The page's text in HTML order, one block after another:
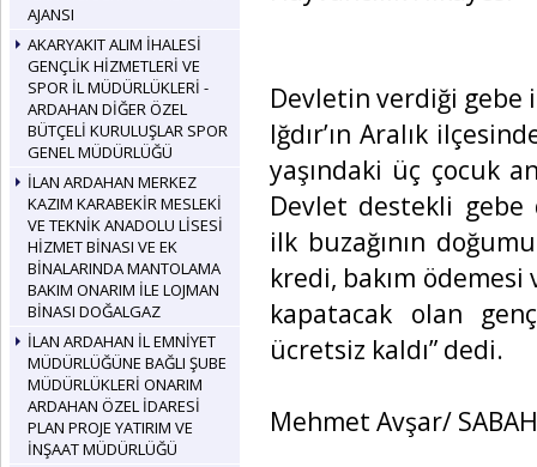
AJANSI
AKARYAKIT ALIM İHALESİ
GENÇLİK HİZMETLERİ VE
SPOR İL MÜDÜRLÜKLERİ -
ARDAHAN DİĞER ÖZEL
BÜTÇELİ KURULUŞLAR SPOR
GENEL MÜDÜRLÜĞÜ
İLAN ARDAHAN MERKEZ
KAZIM KARABEKİR MESLEKİ
VE TEKNİK ANADOLU LİSESİ
HİZMET BİNASI VE EK
BİNALARINDA MANTOLAMA
BAKIM ONARIM İLE LOJMAN
BİNASI DOĞALGAZ
İLAN ARDAHAN İL EMNİYET
MÜDÜRLÜĞÜNE BAĞLI ŞUBE
MÜDÜRLÜKLERİ ONARIM
ARDAHAN ÖZEL İDARESİ
PLAN PROJE YATIRIM VE
İNŞAAT MÜDÜRLÜĞÜ
Devletin verdiği gebe
Iğdır’ın Aralık
yaşındaki üç çocuk
Devlet destekli gebe
ilk buzağının
kredi, bakım
kapatacak olan
ücretsiz kaldı” dedi.
Mehmet Avşar/ SABAH